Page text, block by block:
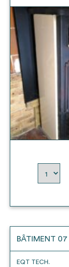
BÂTIMENT 07
EQT TECH.